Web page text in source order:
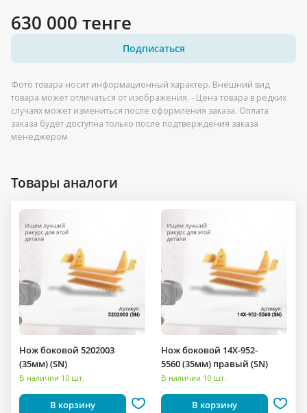
630 000 тенге
Подписаться
Фото товара носит информационный характер. Внешний вид
товара может отличаться от изображения. - Цена товара в редких
случаях может измениться после оформления заказа. Оплата
заказа будет доступна только после подтверждения заказа
менеджером
Товары аналоги
Нож боковой 5202003
(35мм) (SN)
В наличии 10 шт.
В корзину
Нож боковой 14X-952-
5560 (35мм) правый (SN)
В наличии 10 шт.
В корзину